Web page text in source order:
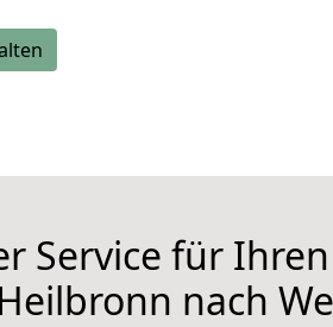
Service für
nach